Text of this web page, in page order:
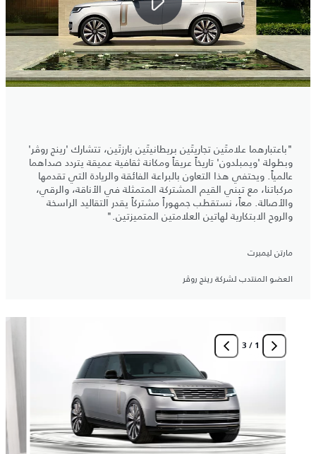
"باعتبارهما علامتَين تجاريتَين بريطانيتَين بارزتَين، تتشارك 'رينج روڤر'
وبطولة 'ويمبلدون' تاريخاً عريقاً ومكانة ثقافية عميقة يتردد صداهما
عالمياً. ويحتفي هذا التعاون بالبراعة الفائقة والريادة التي تقدمها
مركباتنا، مع تبني القيم المشتركة المتمثلة في الأناقة، والرقي،
والأصالة. معاً، نستقطب جمهوراً مشتركاً يقدر التقاليد الراسخة
والروح الابتكارية لهاتين العلامتين المتميزتين."
مارتن ليمبرت
العضو المنتدب لشركة رينج روڤر
1
/
3